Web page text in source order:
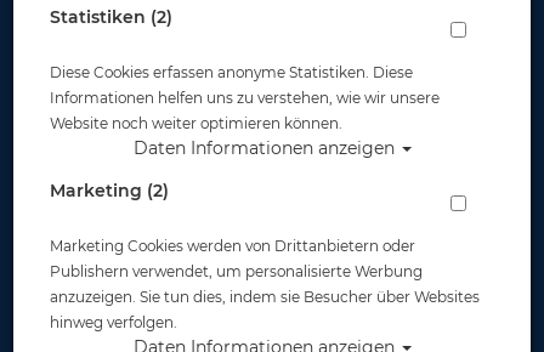
Statistiken (2)
Diese Cookies erfassen anonyme Statistiken. Diese
Informationen helfen uns zu verstehen, wie wir unsere
Website noch weiter optimieren können.
Daten Informationen anzeigen
Marketing (2)
Marketing Cookies werden von Drittanbietern oder
Publishern verwendet, um personalisierte Werbung
anzuzeigen. Sie tun dies, indem sie Besucher über Websites
hinweg verfolgen.
Daten Informationen anzeigen